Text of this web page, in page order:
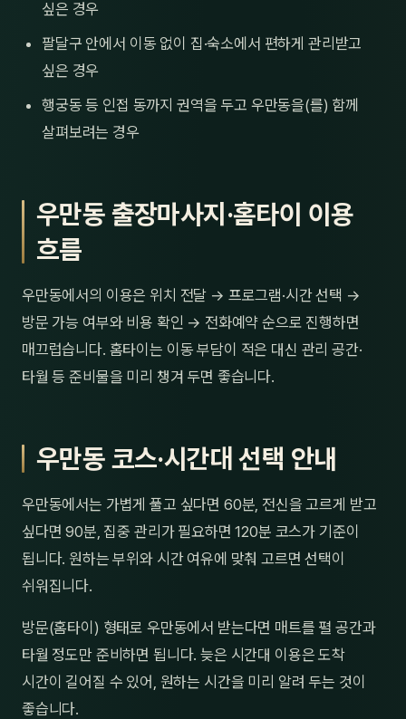
싶은 경우
팔달구 안에서 이동 없이 집·숙소에서 편하게 관리받고
싶은 경우
행궁동 등 인접 동까지 권역을 두고 우만동을(를) 함께
살펴보려는 경우
우만동 출장마사지·홈타이 이용
흐름
우만동에서의 이용은 위치 전달 → 프로그램·시간 선택 →
방문 가능 여부와 비용 확인 → 전화예약 순으로 진행하면
매끄럽습니다. 홈타이는 이동 부담이 적은 대신 관리 공간·
타월 등 준비물을 미리 챙겨 두면 좋습니다.
우만동 코스·시간대 선택 안내
우만동에서는 가볍게 풀고 싶다면 60분, 전신을 고르게 받고
싶다면 90분, 집중 관리가 필요하면 120분 코스가 기준이
됩니다. 원하는 부위와 시간 여유에 맞춰 고르면 선택이
쉬워집니다.
방문(홈타이) 형태로 우만동에서 받는다면 매트를 펼 공간과
타월 정도만 준비하면 됩니다. 늦은 시간대 이용은 도착
시간이 길어질 수 있어, 원하는 시간을 미리 알려 두는 것이
좋습니다.